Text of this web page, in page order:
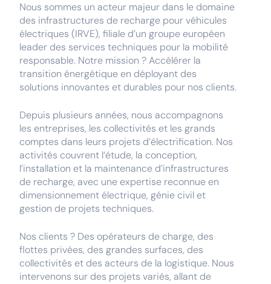
Nous sommes un acteur majeur dans le domaine
des infrastructures de recharge pour véhicules
électriques (IRVE), filiale d’un groupe européen
leader des services techniques pour la mobilité
responsable. Notre mission ? Accélérer la
transition énergétique en déployant des
solutions innovantes et durables pour nos clients.
Depuis plusieurs années, nous accompagnons
les entreprises, les collectivités et les grands
comptes dans leurs projets d’électrification. Nos
activités couvrent l’étude, la conception,
l’installation et la maintenance d’infrastructures
de recharge, avec une expertise reconnue en
dimensionnement électrique, génie civil et
gestion de projets techniques.
Nos clients ? Des opérateurs de charge, des
flottes privées, des grandes surfaces, des
collectivités et des acteurs de la logistique. Nous
intervenons sur des projets variés, allant de